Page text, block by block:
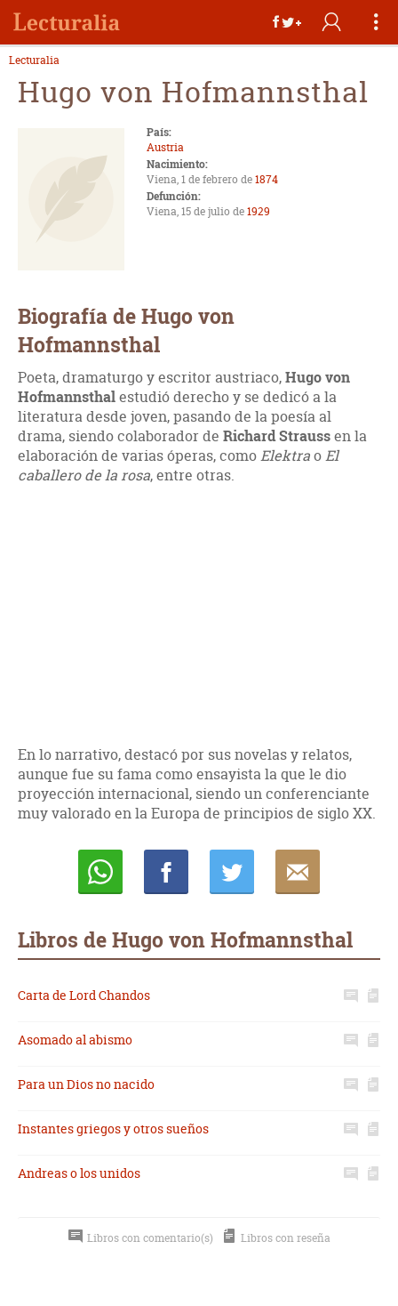
Lecturalia
Hugo von Hofmannsthal
País:
Austria
Nacimiento:
Viena, 1 de febrero de1874
Defunción:
Viena, 15 de julio de1929
Biografía de Hugo von
Hofmannsthal
Poeta, dramaturgo y escritor austriaco,Hugo von
Hofmannsthalestudió derecho y se dedicó a la
literatura desde joven, pasando de la poesía al
drama, siendo colaborador de Richard Straussen la
elaboración de varias óperas, comoElektraoEl
caballero de la rosa, entre otras.
En lo narrativo, destacó por sus novelas y relatos,
aunque fue su fama como ensayista la que le dio
proyección internacional, siendo un conferenciante
muy valorado en la Europa de principios de siglo XX.
Libros de Hugo von Hofmannsthal
Carta de Lord Chandos
Asomado al abismo
Para un Dios no nacido
Instantes griegos y otros sueños
Andreas o los unidos
Libros con comentario(s) Libros con reseña